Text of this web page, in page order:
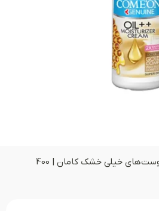
کرم پمپی ب کمپلکس پوست‌های خیلی خشک کامان | 400